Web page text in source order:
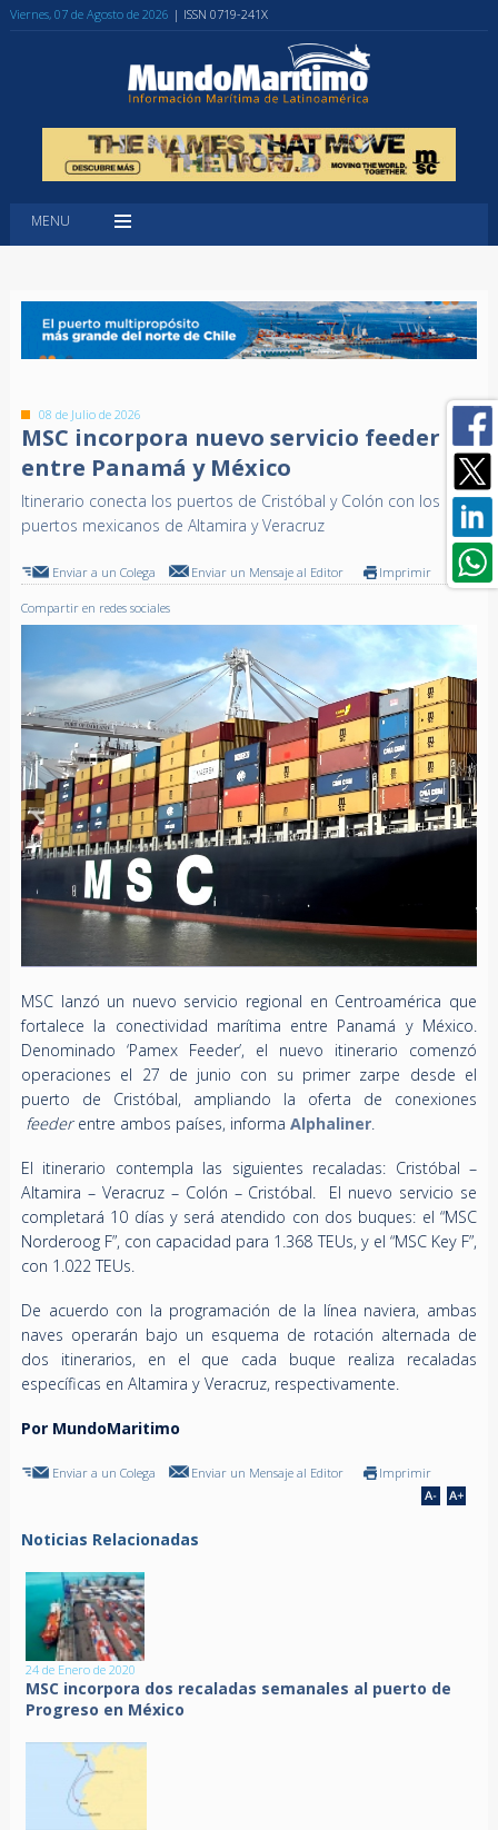
Viernes, 07 de Agosto de 2026 | ISSN 0719-241X
MENU
08 de Julio de 2026
MSC incorpora nuevo servicio feeder
entre Panamá y México
Itinerario conecta los puertos de Cristóbal y Colón con los
puertos mexicanos de Altamira y Veracruz
Enviar a un Colega Enviar un Mensaje al Editor Imprimir
Compartir en redes sociales
MSC lanzó un nuevo servicio regional en Centroamérica que
fortalece la conectividad marítima entre Panamá y México.
Denominado ‘Pamex Feeder’, el nuevo itinerario comenzó
operaciones el 27 de junio con su primer zarpe desde el
puerto de Cristóbal, ampliando la oferta de conexiones
feeder entre ambos países, informa Alphaliner.
El itinerario contempla las siguientes recaladas: Cristóbal –
Altamira – Veracruz – Colón – Cristóbal. El nuevo servicio se
completará 10 días y será atendido con dos buques: el “MSC
Norderoog F”, con capacidad para 1.368 TEUs, y el “MSC Key F”,
con 1.022 TEUs.
De acuerdo con la programación de la línea naviera, ambas
naves operarán bajo un esquema de rotación alternada de
dos itinerarios, en el que cada buque realiza recaladas
específicas en Altamira y Veracruz, respectivamente.
Por MundoMaritimo
Enviar a un Colega Enviar un Mensaje al Editor Imprimir
Noticias Relacionadas
24 de Enero de 2020
MSC incorpora dos recaladas semanales al puerto de
Progreso en México